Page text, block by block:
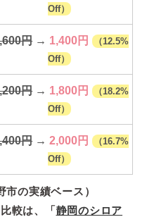
Off）
円→ 1,400円
（12.5%
Off）
円→ 1,800円
（18.2%
Off）
円→2,000円
（16.7%
Off）
の実績ベース）
較は、「静岡のシロア